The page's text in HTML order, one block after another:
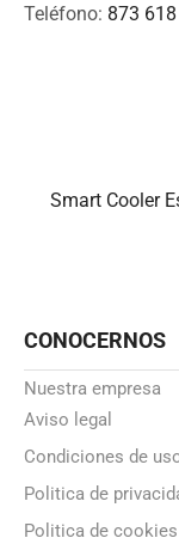
Teléfono: 873
Smart Cooler
CONOCERNOS
Nuestra empresa
Aviso legal
Condiciones de
Politica de
Politica de cookies